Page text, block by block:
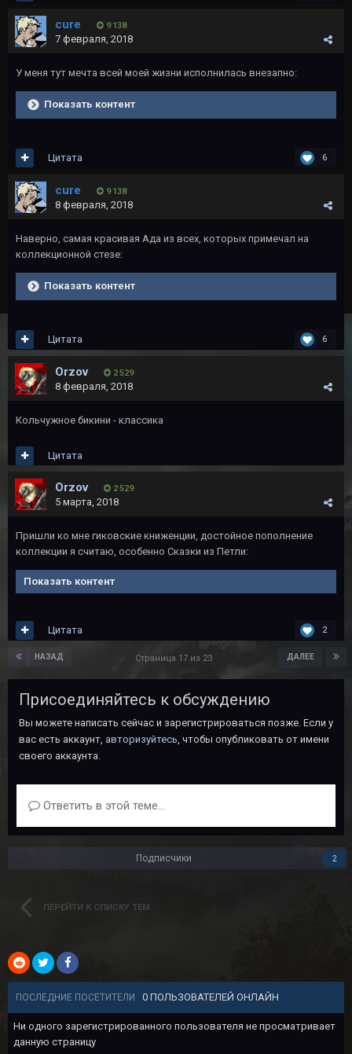
cure 9 138
7 февраля, 2018
У меня тут мечта всей моей жизни исполнилась внезапно:
Показать контент
6
Цитата
cure 9 138
8 февраля, 2018
Наверно, самая красивая Ада из всех, которых примечал на
коллекционной стезе:
Показать контент
6
Цитата
Orzov 2 529
8 февраля, 2018
Кольчужное бикини - классика
Цитата
Orzov 2 529
5 марта, 2018
Пришли ко мне гиковские книженции, достойное пополнение
коллекции я считаю, особенно Сказки из Петли:
Показать контент
2
Цитата
НАЗАД ДАЛЕЕ
Страница 17 из 23
Присоединяйтесь к обсуждению
Вы можете написать сейчас и зарегистрироваться позже. Если у
вас есть аккаунт, авторизуйтесь, чтобы опубликовать от имени
своего аккаунта.
Ответить в этой теме...
Подписчики 2
ПЕРЕЙТИ К СПИСКУ ТЕМ
ПОСЛЕДНИЕ ПОСЕТИТЕЛИ 0 ПОЛЬЗОВАТЕЛЕЙ ОНЛАЙН
Ни одного зарегистрированного пользователя не просматривает
данную страницу